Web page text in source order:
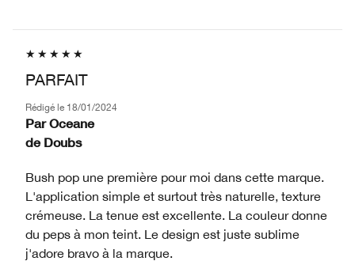
PARFAIT
Rédigé le 18/01/2024
Par Oceane
de Doubs
Bush pop une première pour moi dans cette marque.
L'application simple et surtout très naturelle, texture
crémeuse. La tenue est excellente. La couleur donne
du peps à mon teint. Le design est juste sublime
j'adore bravo à la marque.